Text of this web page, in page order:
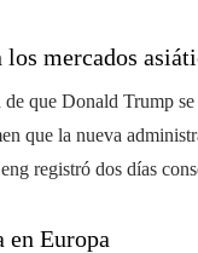
mercados
que Donald Trump
que la nueva
registró dos días
en Europa